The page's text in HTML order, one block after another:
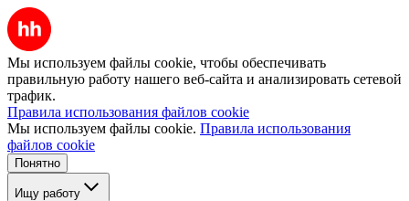
Мы используем файлы cookie, чтобы обеспечивать
правильную работу нашего веб-сайта и анализировать сетевой
трафик.
Правила использования файлов cookie
Мы используем файлы cookie. Правила использования
файлов cookie
Понятно
Ищу работу